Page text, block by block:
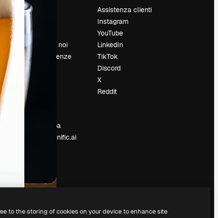
Prezzi
Chi siamo
Recensioni
Lavora con noi
Cerca tendenze
Blog
Eventi
Slidesgo
Vendi i tuoi
Sala stampa
Cerchi magnific.ai
Assistenza clienti
Instagram
YouTube
LinkedIn
TikTok
Discord
X
Reddit
to the storing of cookies on your device to enhance site